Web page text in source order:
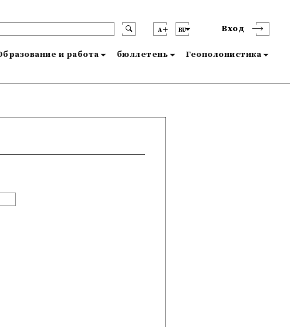
A RU Вход
и работа бюллетень Геополонистика